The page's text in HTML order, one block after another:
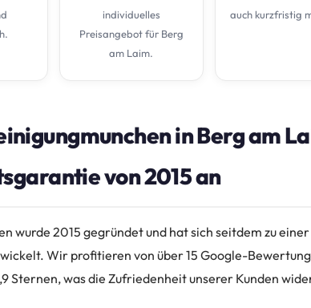
individuelles
Preisangebot für Berg
am Laim.
auch kurzfristig
in Berg am
von 2015 an
wurde 2015 gegründet und hat sich seitdem zu
Wir profitieren von über 15 Google-
Sternen, was die Zufriedenheit unserer Kunden